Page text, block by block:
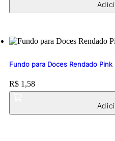
Fundo para Doces Rendado Pink
Price:
R$ 1,58